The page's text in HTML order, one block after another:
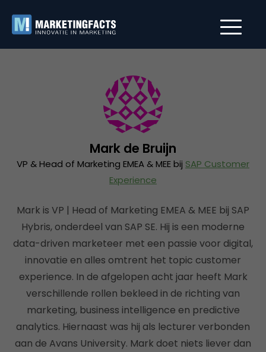
Mark de Bruijn
VP & Head of Marketing EMEA & MEE bij SAP Customer
Experience
Mark is VP | Head of Marketing EMEA & MEE bij SAP
Hybris, onderdeel van SAP SE. Hij is een moderne
data-driven marketeer met een passie voor digital,
innovatie en alles omtrent het topic customer
experience. In de afgelopen acht jaar heeft Mark
verschillende rollen bekleed in de richting van
marketing, business intelligence en predictive
analytics. Hiernaast was hij als lecturer verbonden
aan de Avans University. Mark doet niets liever dan